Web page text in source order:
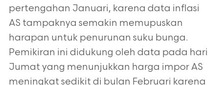
pertengahan Januari, karena data inflasi
AS tampaknya semakin memupuskan
harapan untuk penurunan suku bunga.
Pemikiran ini didukung oleh data pada hari
Jumat yang menunjukkan harga impor AS
meningkat sedikit di bulan Februari karena